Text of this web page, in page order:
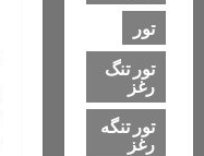
تور
تور تنگ
رغز
تور تنگه
رغز